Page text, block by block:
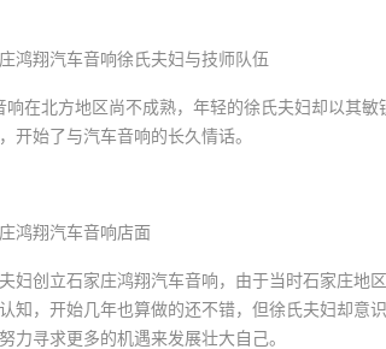
鸿翔汽车音响徐氏夫妇与技师队伍
响在北方地区尚不成熟，年轻的徐氏夫妇却以其
开始了与汽车音响的长久情话。
鸿翔汽车音响店面
妇创立石家庄鸿翔汽车音响，由于当时石家庄
知，开始几年也算做的还不错，但徐氏夫妇却意
力寻求更多的机遇来发展壮大自己。